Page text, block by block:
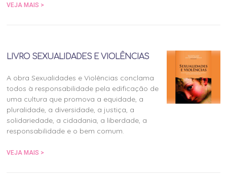
VEJA MAIS >
LIVRO SEXUALIDADES E VIOLÊNCIAS
A obra Sexualidades e Violências conclama
todos à responsabilidade pela edificação de
uma cultura que promova a equidade, a
pluralidade, a diversidade, a justiça, a
solidariedade, a cidadania, a liberdade, a
responsabilidade e o bem comum.
VEJA MAIS >